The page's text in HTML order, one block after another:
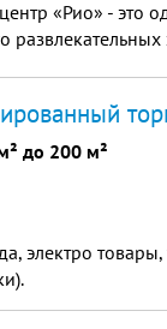
«Рио» - это
развлекательных
до 200 м²
электро